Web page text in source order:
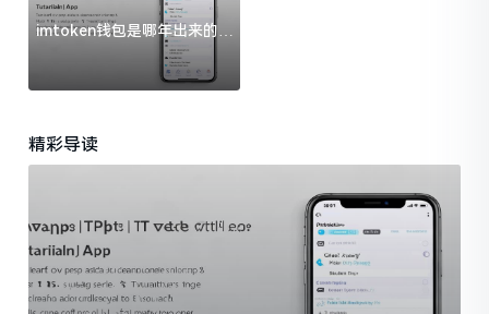
imtoken钱包是哪年出来的？
一文给你说清楚
精彩导读